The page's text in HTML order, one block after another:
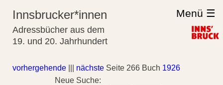
Innsbrucker*innen
Adressbücher aus dem
19. und 20. Jahrhundert
Menü ☰
vorhergehende nächste Seite 266 Buch 1926
Neue Suche: